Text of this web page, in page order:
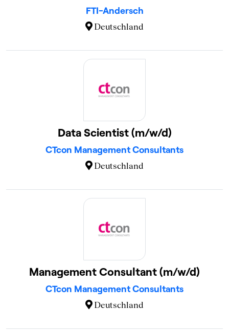
FTI-Andersch
Deutschland
Data Scientist (m/w/d)
CTcon Management Consultants
Deutschland
Management Consultant (m/w/d)
CTcon Management Consultants
Deutschland